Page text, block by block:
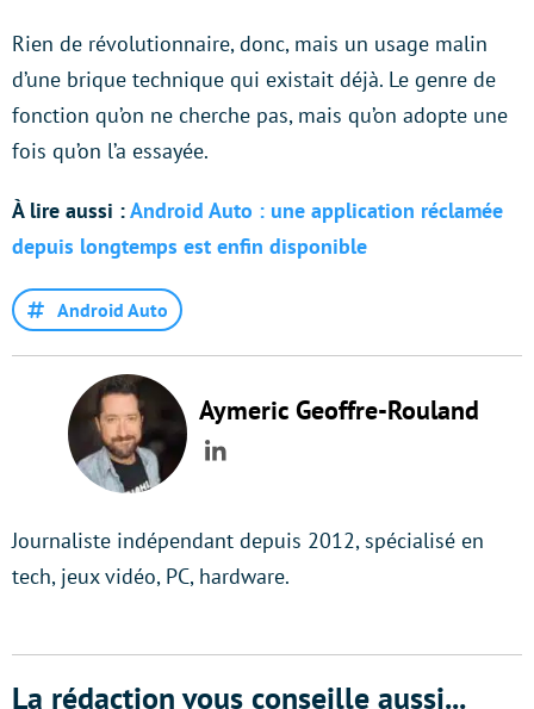
Rien de révolutionnaire, donc, mais un usage malin
d’une brique technique qui existait déjà. Le genre de
fonction qu’on ne cherche pas, mais qu’on adopte une
fois qu’on l’a essayée.
À lire aussi :Android Auto : une application réclamée
depuis longtemps est enfin disponible
Android Auto
Aymeric Geoffre-Rouland
LinkedIn
Journaliste indépendant depuis 2012, spécialisé en
tech, jeux vidéo, PC, hardware.
La rédaction vous conseille aussi...